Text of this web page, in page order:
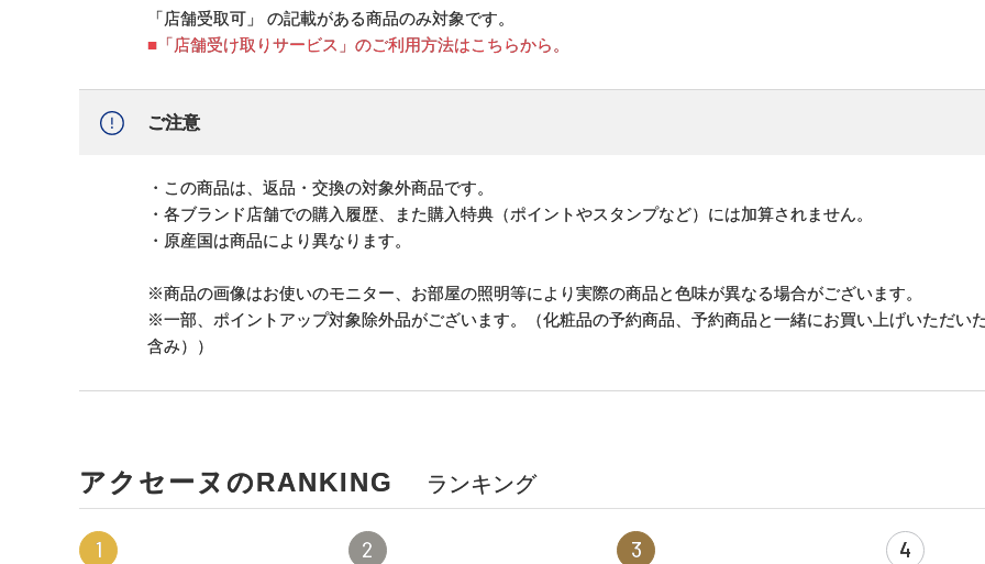
「店舗受取可」 の記載がある商品のみ対象です。
■「店舗受け取りサービス」のご利用方法はこちらから。
ご注意
・この商品は、返品・交換の対象外商品です。
・各ブランド店舗での購入履歴、また購入特典（ポイントやスタンプなど）には加算されません。
・原産国は商品により異なります。
※商品の画像はお使いのモニター、お部屋の照明等により実際の商品と色味が異なる場合がございます。
※一部、ポイントアップ対象除外品がございます。（化粧品の予約商品、予約商品と一緒にお買い上げいただい
含み））
アクセーヌのRANKING ランキング
1 2 3 4